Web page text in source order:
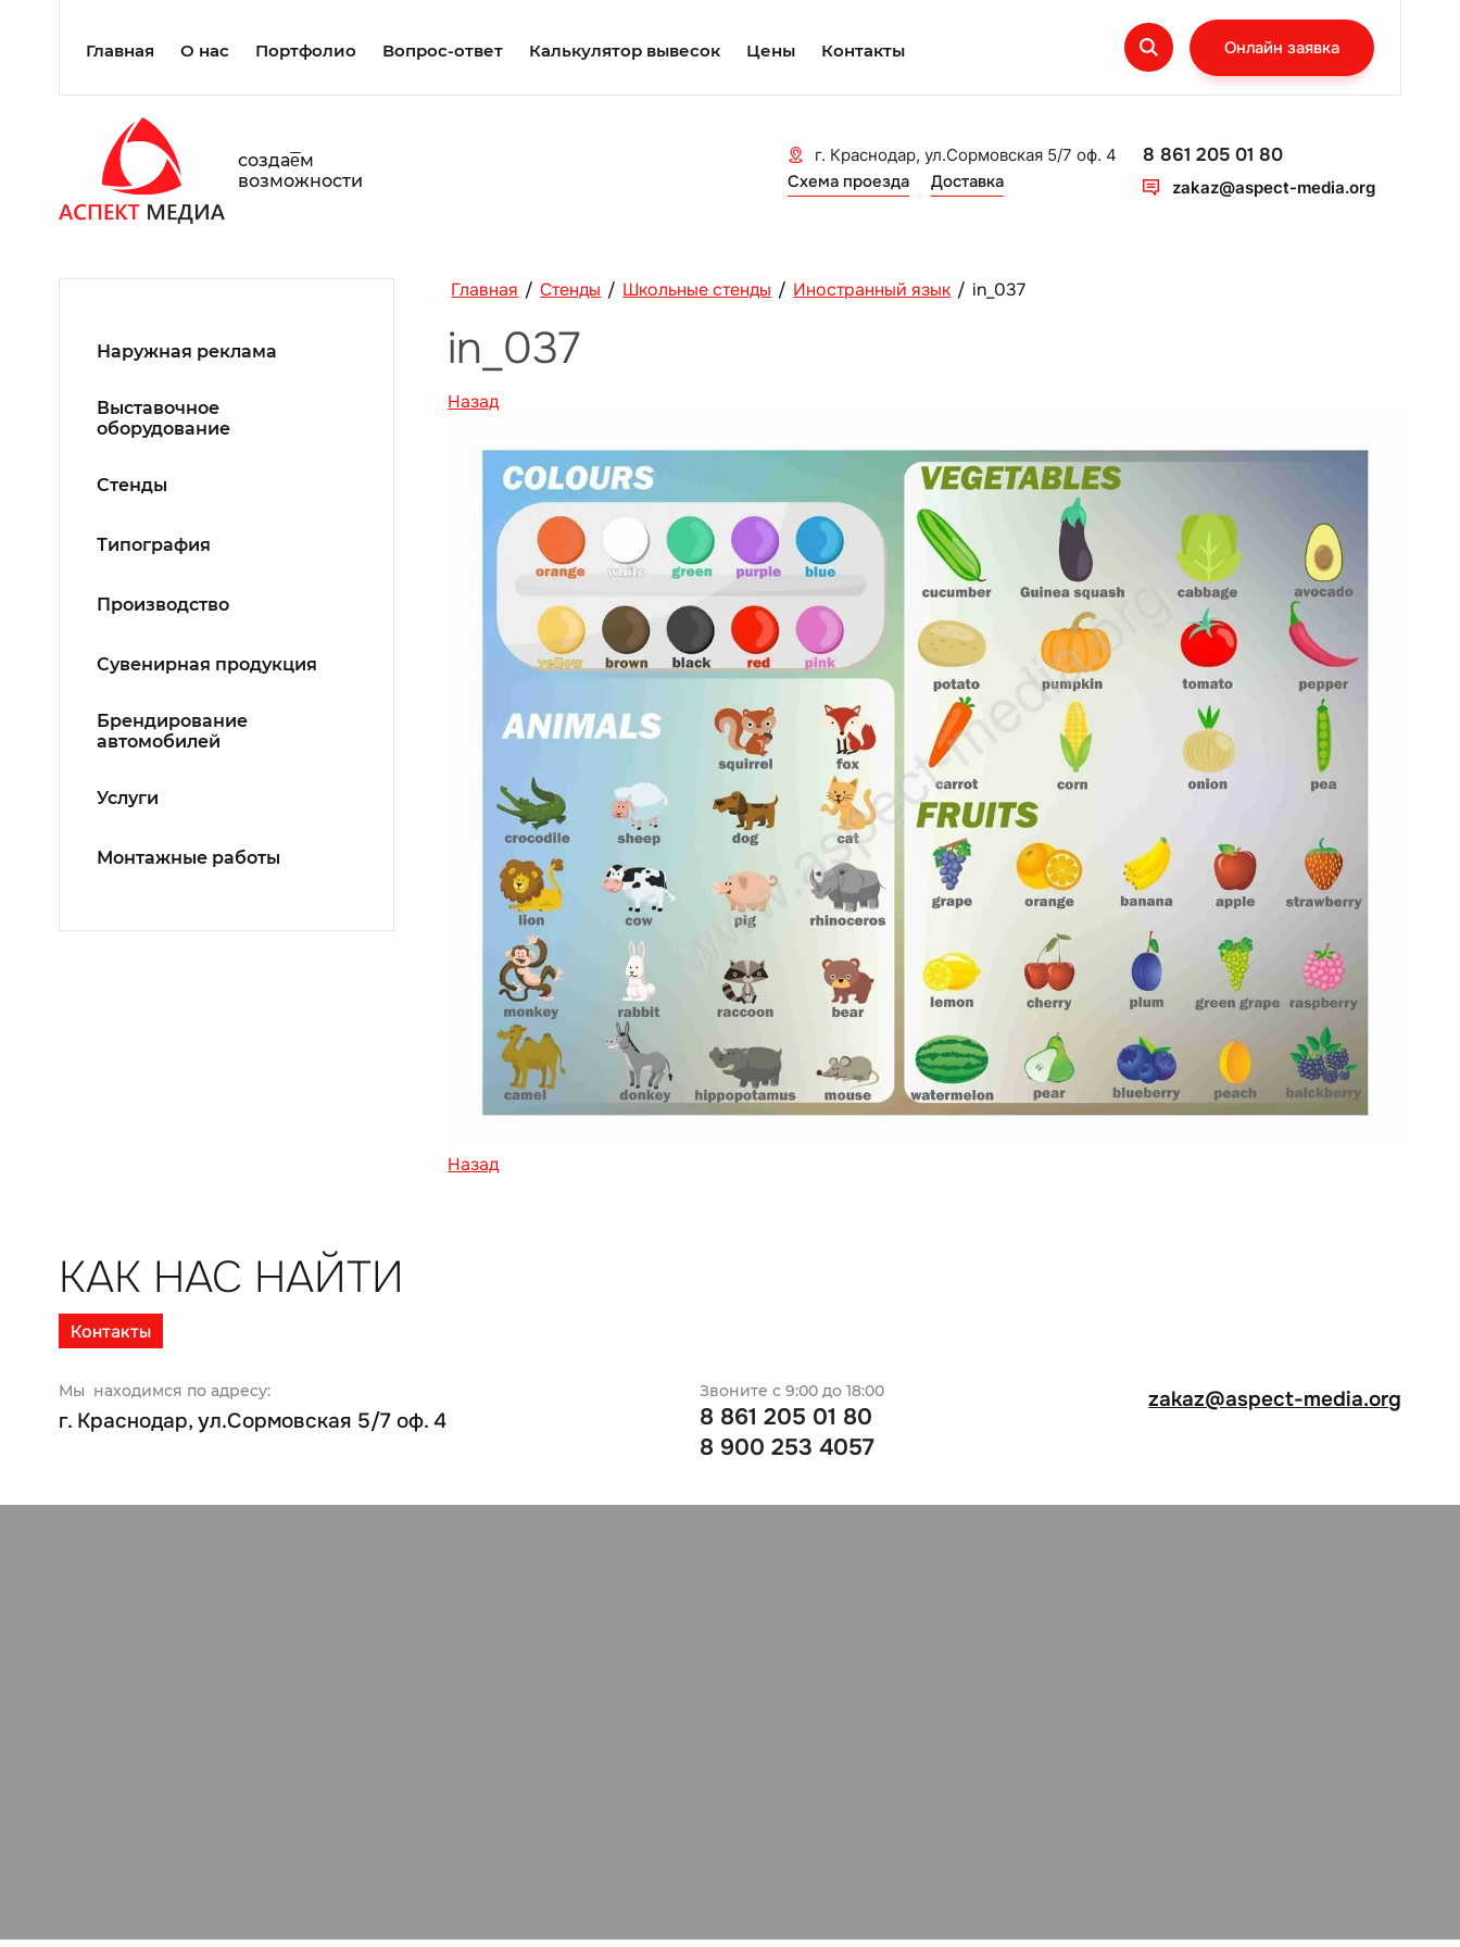
Главная О нас Портфолио Вопрос-ответ Калькулятор вывесок Цены Контакты Онлайн заявка
создаe̅м
возможности
г. Краснодар, ул.Сормовская 5/7 оф. 4
Схема проезда Доставка
8 861 205 01 80
zakaz@aspect-media.org
Наружная реклама
Выставочное
оборудование
Стенды
Типография
Производство
Сувенирная продукция
Брендирование
автомобилей
Услуги
Монтажные работы
Главная / Стенды / Школьные стенды / Иностранный язык / in_037
in_037
Назад
Назад
КАК НАС НАЙТИ
Контакты
Мы находимся по адресу:
г. Краснодар, ул.Сормовская 5/7 оф. 4
Звоните с 9:00 до 18:00
8 861 205 01 80
8 900 253 4057
zakaz@aspect-media.org